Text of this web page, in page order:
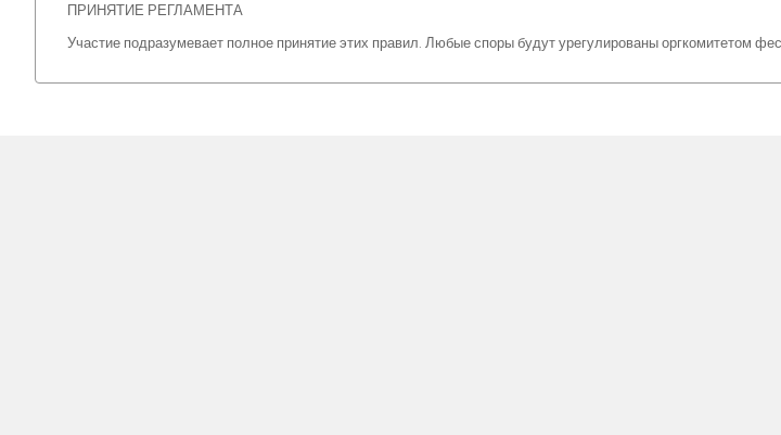
ПРИНЯТИЕ РЕГЛАМЕНТА
Участие подразумевает полное принятие этих правил. Любые споры будут урегулированы оргкомитетом